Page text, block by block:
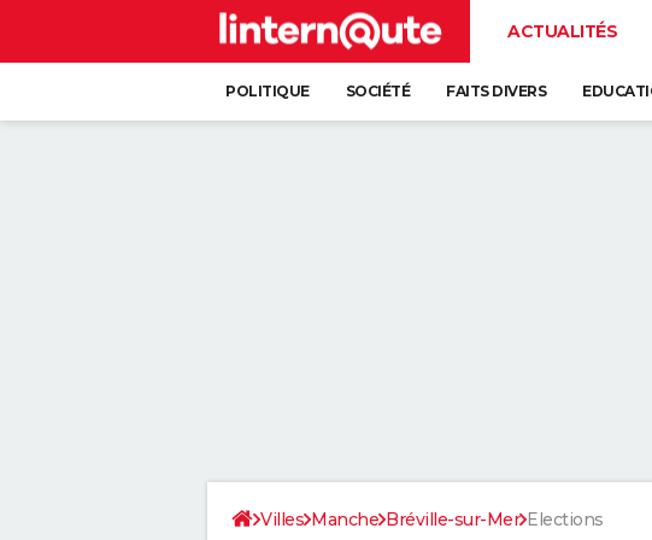
ACTUALITÉS
POLITIQUE SOCIÉTÉ FAITS DIVERS
Villes Manche Bréville-sur-Mer Elections